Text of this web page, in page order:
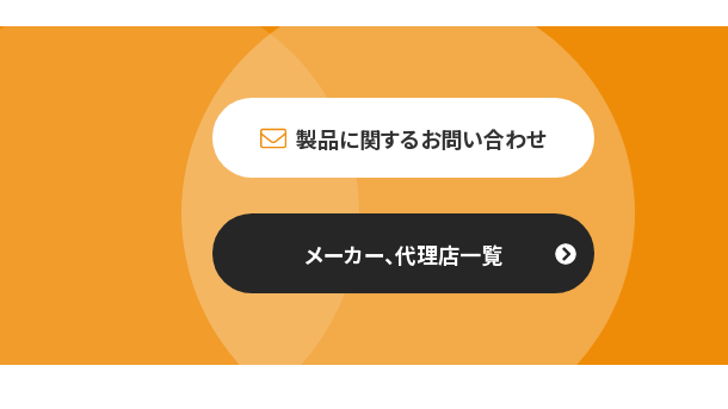
製品に関するお問い合わせ
メーカー、代理店一覧